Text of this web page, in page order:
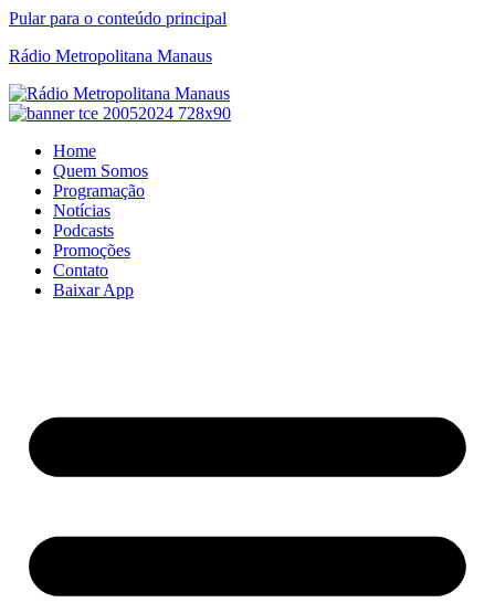
Pular para o conteúdo principal
Rádio Metropolitana Manaus
Home
Quem Somos
Programação
Notícias
Podcasts
Promoções
Contato
Baixar App